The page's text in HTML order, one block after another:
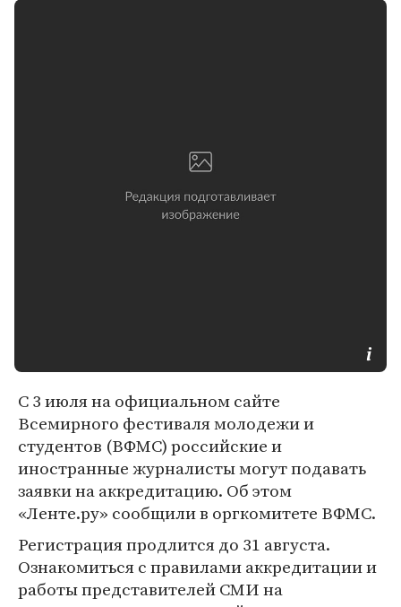
С 3 июля на официальном сайте
Всемирного фестиваля молодежи и
студентов (ВФМС) российские и
иностранные журналисты могут подавать
заявки на аккредитацию. Об этом
«Ленте.ру» сообщили в оргкомитете ВФМС.
Регистрация продлится до 31 августа.
Ознакомиться с правилами аккредитации и
работы представителей СМИ на